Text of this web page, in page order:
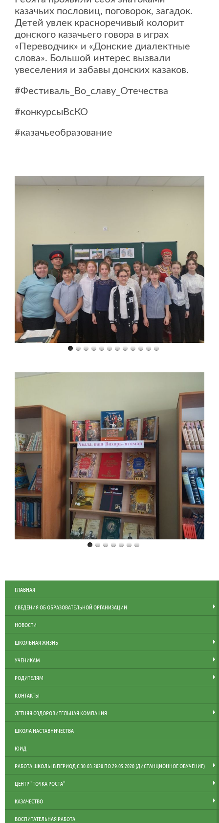
казачьих пословиц, поговорок, загадок.
Детей увлек красноречивый колорит
донского казачьего говора в играх
«Переводчик» и «Донские диалектные
слова». Большой интерес вызвали
увеселения и забавы донских казаков.
#Фестиваль_Во_славу_Отечества
#конкурсыВсКО
#казачьеобразование
ГЛАВНАЯ
СВЕДЕНИЯ ОБ ОБРАЗОВАТЕЛЬНОЙ ОРГАНИЗАЦИИ
НОВОСТИ
ШКОЛЬНАЯ ЖИЗНЬ
УЧЕНИКАМ
РОДИТЕЛЯМ
КОНТАКТЫ
ЛЕТНЯЯ ОЗДОРОВИТЕЛЬНАЯ КОМПАНИЯ
ШКОЛА НАСТАВНИЧЕСТВА
ЮИД
РАБОТА ШКОЛЫ В ПЕРИОД С 30.03.2020 ПО 29.05.2020 (ДИСТАНЦИОННОЕ ОБУЧЕНИЕ)
ЦЕНТР "ТОЧКА РОСТА"
КАЗАЧЕСТВО
ВОСПИТАТЕЛЬНАЯ РАБОТА